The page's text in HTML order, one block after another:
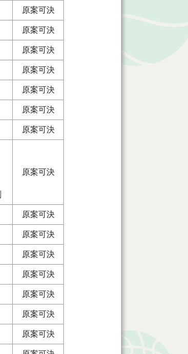
原案可決
原案可決
原案可決
原案可決
原案可決
原案可決
原案可決
原案可決
原案可決
原案可決
原案可決
原案可決
原案可決
原案可決
原案可決